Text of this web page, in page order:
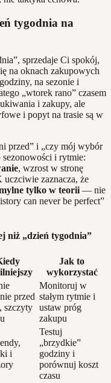
tygodnia na
sprzedaje Ci spokój,
na oknach zakupowych
na sezonie i
„wtorek rano” czasem
i zakupy, ale
i popyt na trasie są w
przed” i „czy mój wybór
i rytmie:
, wzrost w stronę
zaznacza, że
tylko w teorii — nie
can never be perfect”
niż „dzień tygodnia”
Jak to
wykorzystać
przed
szczyty
Monitoruj w
stałym rytmie i
ustaw próg
zakupu
i
Testuj
„brzydkie”
godziny i
porównuj koszt
czasu